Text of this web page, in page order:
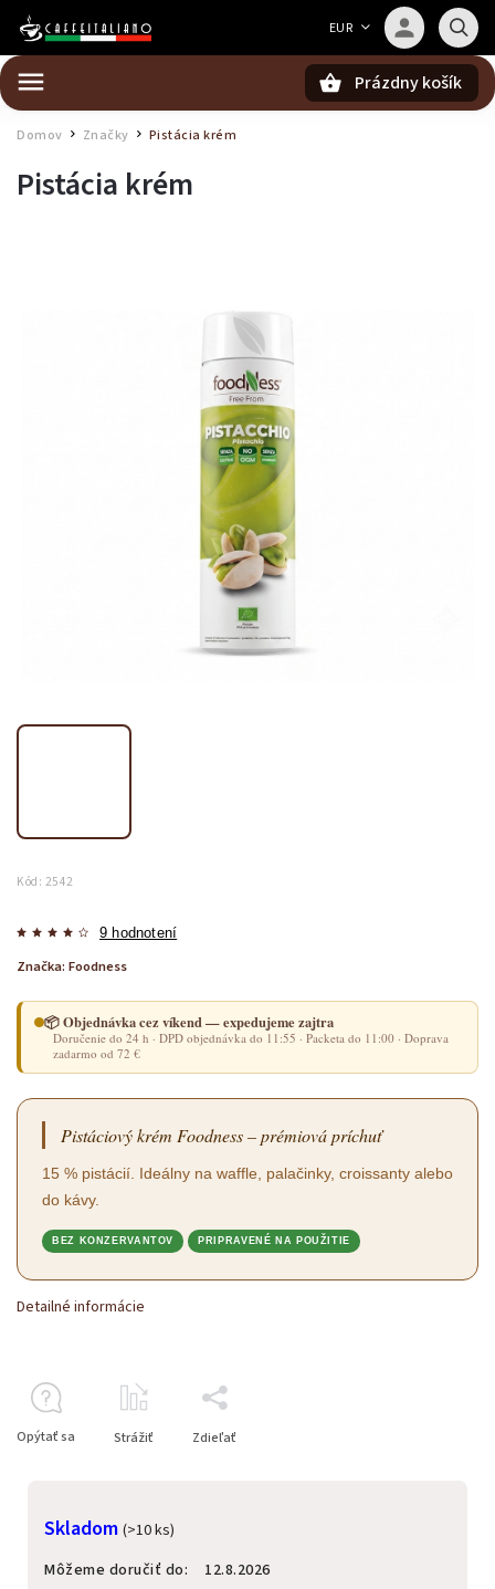
EUR
Prázdny košík
Domov Značky Pistácia krém
Pistácia krém
Kód: 2542
9 hodnotení
Značka: Foodness
Skladom (>10 ks)
Môžeme doručiť do:
12.8.2026
📦 Objednávka cez víkend — expedujeme zajtra
Doručenie do 24 h · DPD objednávka do 11:55 · Packeta do 11:00 · Doprava
zadarmo od 72 €
Pistáciový krém Foodness – prémiová príchuť
15 % pistácií. Ideálny na waffle, palačinky, croissanty alebo
do kávy.
BEZ KONZERVANTOV PRIPRAVENÉ NA POUŽITIE
Detailné informácie
Opýtať sa Strážiť Zdieľať
Barista — poradca Caffeitaliano